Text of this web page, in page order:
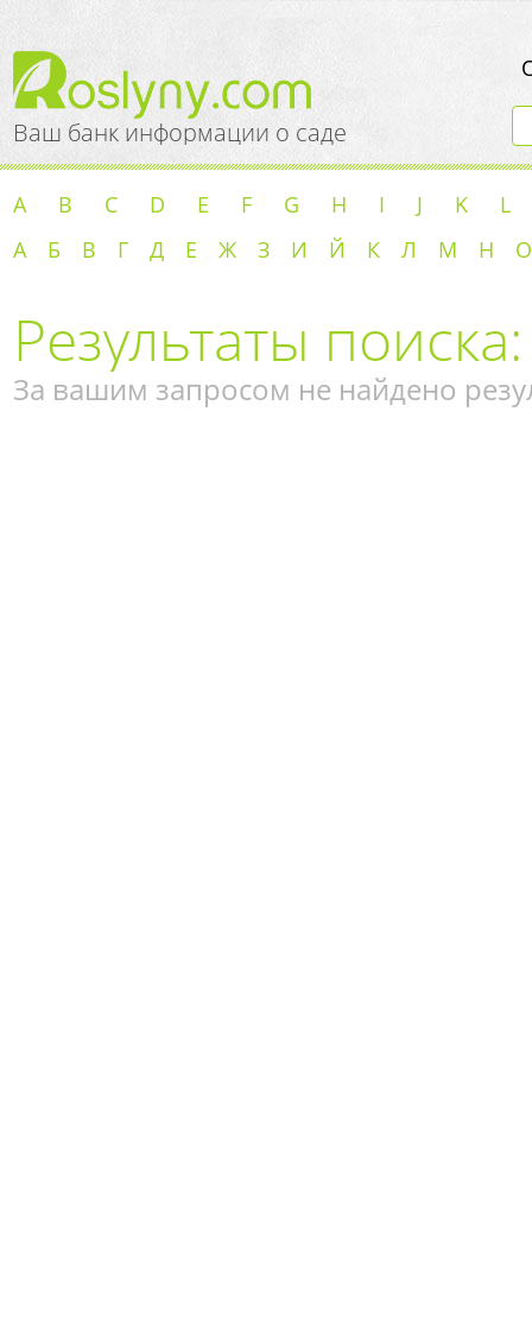
Ваш банк информации о саде
A B C D E F G H I J K
L
А
Б В Г Д Е Ж З И Й К Л М Н О
Результаты поиска:
За вашим запросом не найдено